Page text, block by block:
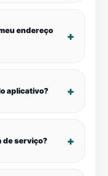
endereço
aplicativo?
de serviço?